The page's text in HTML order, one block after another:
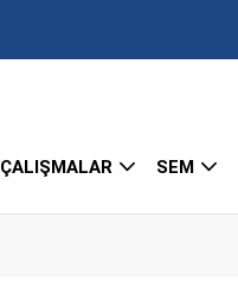
ÇALIŞMALAR SEM